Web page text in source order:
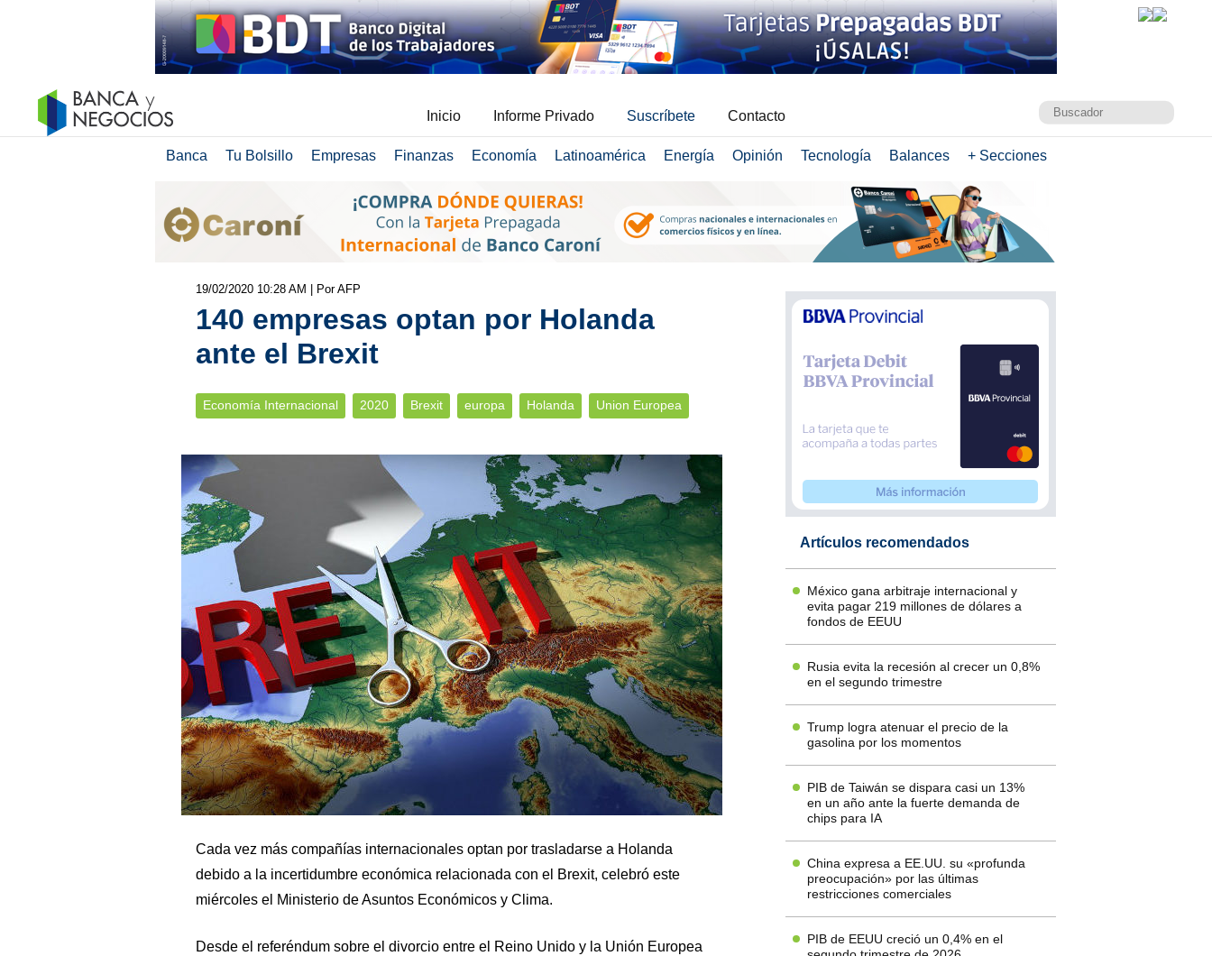
Inicio Informe Privado Suscríbete Contacto
Banca Tu Bolsillo Empresas Finanzas Economía Latinoamérica Energía Opinión Tecnología Balances + Secciones
19/02/2020 10:28 AM | Por AFP
140 empresas optan por Holanda
ante el Brexit
Economía Internacional 2020 Brexit europa Holanda Union Europea
Cada vez más compañías internacionales optan por trasladarse a Holanda
debido a la incertidumbre económica relacionada con el Brexit, celebró este
miércoles el Ministerio de Asuntos Económicos y Clima.
Desde el referéndum sobre el divorcio entre el Reino Unido y la Unión Europea
Artículos recomendados
México gana arbitraje internacional y
evita pagar 219 millones de dólares a
fondos de EEUU
Rusia evita la recesión al crecer un 0,8%
en el segundo trimestre
Trump logra atenuar el precio de la
gasolina por los momentos
PIB de Taiwán se dispara casi un 13%
en un año ante la fuerte demanda de
chips para IA
China expresa a EE.UU. su «profunda
preocupación» por las últimas
restricciones comerciales
PIB de EEUU creció un 0,4% en el